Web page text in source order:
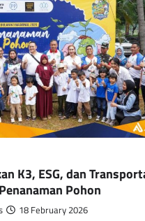
K3, ESG, dan
Pohon
18 February 2026